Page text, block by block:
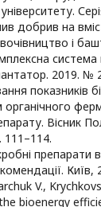
добрив на
і
2019. №
показників
органічного
Вісник
111–114.
препарати
Київ,
V.,
bioenergy